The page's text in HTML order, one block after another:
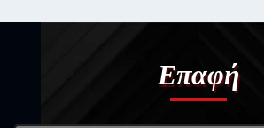
Επαφή